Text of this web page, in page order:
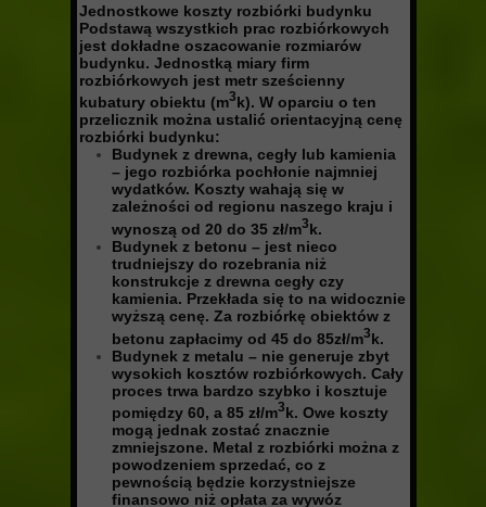
Jednostkowe koszty rozbiórki budynku
Podstawą wszystkich prac rozbiórkowych
jest dokładne oszacowanie rozmiarów
budynku. Jednostką miary firm
rozbiórkowych jest metr sześcienny
kubatury obiektu (m3k). W oparciu o ten
przelicznik można ustalić orientacyjną cenę
rozbiórki budynku:
Budynek z drewna, cegły lub kamienia
– jego rozbiórka pochłonie najmniej
wydatków. Koszty wahają się w
zależności od regionu naszego kraju i
wynoszą od 20 do 35 zł/m3k.
Budynek z betonu – jest nieco
trudniejszy do rozebrania niż
konstrukcje z drewna cegły czy
kamienia. Przekłada się to na widocznie
wyższą cenę. Za rozbiórkę obiektów z
betonu zapłacimy od 45 do 85zł/m3k.
Budynek z metalu – nie generuje zbyt
wysokich kosztów rozbiórkowych. Cały
proces trwa bardzo szybko i kosztuje
pomiędzy 60, a 85 zł/m3k. Owe koszty
mogą jednak zostać znacznie
zmniejszone. Metal z rozbiórki można z
powodzeniem sprzedać, co z
pewnością będzie korzystniejsze
finansowo niż opłata za wywóz